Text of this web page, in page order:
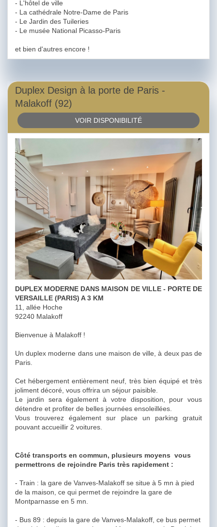
- L'hôtel de ville
- La cathédrale Notre-Dame de Paris
- Le Jardin des Tuileries
- Le musée National Picasso-Paris
et bien d'autres encore !
Duplex Design à la porte de Paris -
Malakoff (92)
VOIR DISPONIBILITÉ
DUPLEX MODERNE DANS MAISON DE VILLE - PORTE DE
VERSAILLE (PARIS) A 3 KM
11, allée Hoche
92240 Malakoff
Bienvenue à Malakoff !
Un duplex moderne dans une maison de ville, à deux pas de
Paris.
Cet hébergement entièrement neuf, très bien équipé et très
joliment décoré, vous offrira un séjour paisible.
Le jardin sera également à votre disposition, pour vous
détendre et profiter de belles journées ensoleillées.
Vous trouverez également sur place un parking gratuit
pouvant accueillir 2 voitures.
Côté transports en commun, plusieurs moyens vous
permettrons de rejoindre Paris très rapidement :
- Train : la gare de Vanves-Malakoff se situe à 5 mn à pied
de la maison, ce qui permet de rejoindre la gare de
Montparnasse en 5 mn.
- Bus 89 : depuis la gare de Vanves-Malakoff, ce bus permet